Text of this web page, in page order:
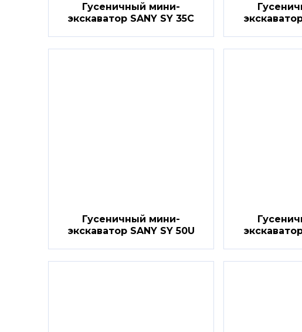
Гусеничный мини-
экскаватор SANY SY 35C
Гусеничный мини-
экскаватор SANY SY 50U